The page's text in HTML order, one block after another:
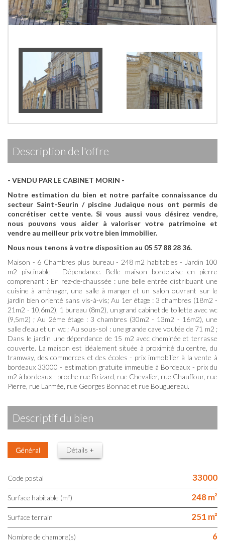
description de l'offre
- VENDU PAR LE CABINET MORIN -
Notre estimation du bien et notre parfaite connaissance du
secteur Saint-Seurin / piscine Judaïque nous ont permis de
concrétiser cette vente.Si vous aussi vous désirez vendre,
nous pouvons vous aider à valoriser votre patrimoine et
vendre au meilleur prix votre bien immobilier.
Nous nous tenons à votre disposition au 05 57 88 28 36.
Maison - 6 Chambres plus bureau - 248 m2 habitables - Jardin 100
m2 piscinable - Dépendance. Belle maison bordelaise en pierre
comprenant : En rez-de-chaussée : une belle entrée distribuant une
cuisine à aménager, une salle à manger et un salon ouvrant sur le
jardin bien orienté sans vis-à-vis; Au 1er étage : 3 chambres (18m2 -
21m2 - 10,6m2), 1 bureau (8m2), un grand cabinet de toilette avec wc
(9,5m2) ; Au 2ème étage : 3 chambres (30m2 - 13m2 - 16m2), une
salle d'eau et un wc ; Au sous-sol : une grande cave voutée de 71 m2 ;
Dans le jardin une dépendance de 15 m2 avec cheminée et terrasse
couverte. La maison est idéalement située à proximité du centre, du
tramway, des commerces et des écoles - prix immobilier à la vente à
bordeaux 33000 - estimation gratuite immeuble à Bordeaux - prix du
m2 à bordeaux - proche rue Brizard, rue Chevalier, rue Chauffour, rue
Pierre, rue Larmée, rue Georges Bonnac et rue Bouguereau.
descriptif du bien
Général Détails +
Code postal 33000
Surface habitable (m²) 248 m²
surface terrain 251 m²
Nombre de chambre(s) 6